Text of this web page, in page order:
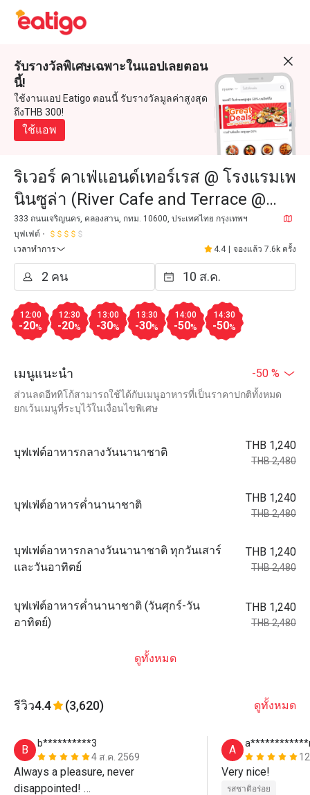
รับรางวัลพิเศษเฉพาะในแอปเลยตอน
นี้!
ใช้งานแอป Eatigo ตอนนี้ รับรางวัลมูลค่าสูงสุด
ถึงTHB 300!
ใช้แอพ
ริเวอร์ คาเฟ่แอนด์เทอร์เรส @ โรงแรมเพ
นินซูล่า (River Cafe and Terrace @
The Peninsula Bangkok)
333 ถนนเจริญนคร, คลองสาน, กทม. 10600, ประเทศไทย กรุงเทพฯ
บุฟเฟต์
เวลาทำการ
4.4 จองแล้ว 7.6k ครั้ง
12:00
-20%
12:30
-20%
13:00
-30%
13:30
-30%
14:00
-50%
14:30
-50%
เมนูแนะนำ -50 %
ส่วนลดอีททิโก้สามารถใช้ได้กับเมนูอาหารที่เป็นราคาปกติทั้งหมด
ยกเว้นเมนูที่ระบุไว้ในเงื่อนไขพิเศษ
บุฟเฟต์อาหารกลางวันนานาชาติ
THB 1,240
THB 2,480
บุฟเฟ่ต์อาหารค่ำนานาชาติ
THB 1,240
THB 2,480
บุฟเฟต์อาหารกลางวันนานาชาติ ทุกวันเสาร์
และวันอาทิตย์
THB 1,240
THB 2,480
บุฟเฟ่ต์อาหารค่ำนานาชาติ (วันศุกร์-วัน
อาทิตย์)
THB 1,240
THB 2,480
ดูทั้งหมด
รีวิว4.4 (3,620) ดูทั้งหมด
B
b**********3
4 ส.ค. 2569
Always a pleasure, never
disappointed!
A
Very nice!
รสชาติอร่อย